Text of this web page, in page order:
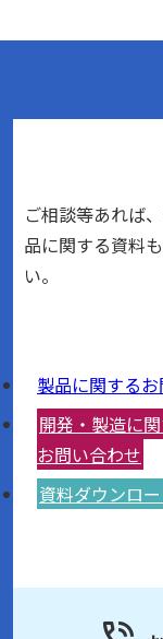
ご相談等あれば
品に関する資料
い。
製品に関する
開発・製造に
お問い合わせ
資料ダウンロ